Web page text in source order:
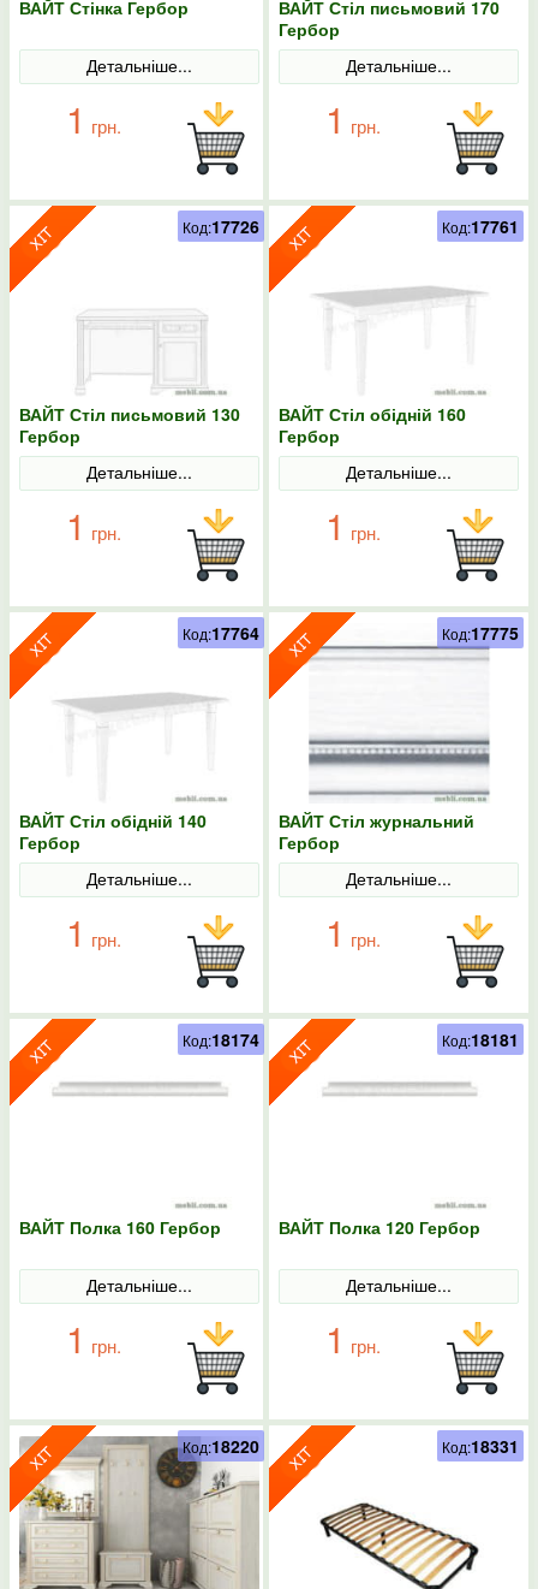
ВАЙТ Стінка Гербор
Детальніше...
1 грн.
ВАЙТ Стіл письмовий 170
Гербор
Детальніше...
1 грн.
ВАЙТ Стіл письмовий 130
Гербор
Детальніше...
1 грн.
Код:17726
ВАЙТ Стіл обідній 160
Гербор
Детальніше...
1 грн.
Код:17761
ВАЙТ Стіл обідній 140
Гербор
Детальніше...
1 грн.
Код:17764
ВАЙТ Стіл журнальний
Гербор
Детальніше...
1 грн.
Код:17775
ВАЙТ Полка 160 Гербор
Детальніше...
1 грн.
Код:18174
ВАЙТ Полка 120 Гербор
Детальніше...
1 грн.
Код:18181
Код:18220 Код:18331